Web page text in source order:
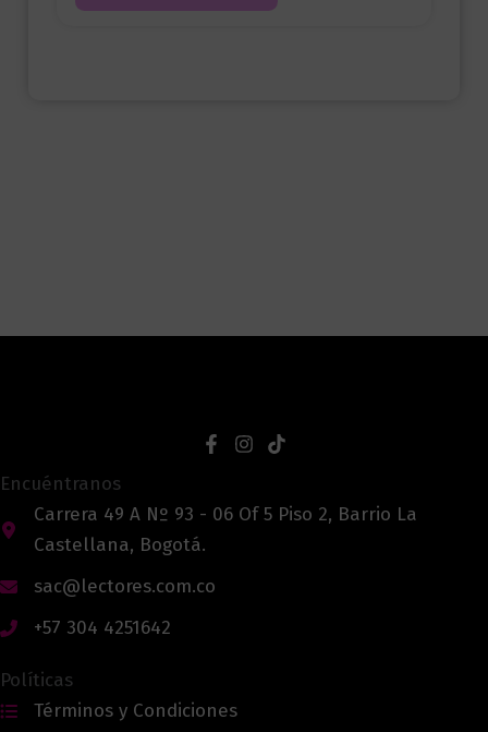
Encuéntranos
Carrera 49 A Nº 93 - 06 Of 5 Piso 2, Barrio La
Castellana, Bogotá.
sac@lectores.com.co
+57 304 4251642
Políticas
Términos y Condiciones